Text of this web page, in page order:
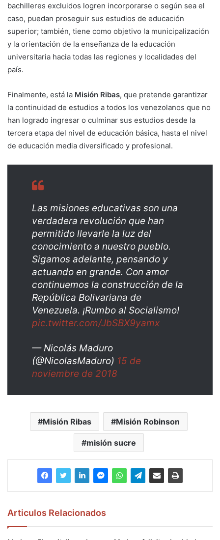
bachilleres excluidos logren incorporarse o según sea el
caso, puedan proseguir sus estudios de educación
superior; también, tiene como objetivo la municipalización
y la orientación de la enseñanza de la educación
universitaria hacia todas las regiones y localidades del
país.
Finalmente, está la Misión Ribas, que pretende garantizar
la continuidad de estudios a todos los venezolanos que no
han logrado ingresar o culminar sus estudios desde la
tercera etapa del nivel de educación básica, hasta el nivel
de educación media diversificado y profesional.
Las misiones educativas son una
verdadera revolución que han
permitido llevarle la luz del
conocimiento a nuestro pueblo.
Sigamos adelante, pensando y
actuando en grande. Con amor
continuemos la construcción de la
República Bolivariana de
Venezuela. ¡Rumbo al Socialismo!
pic.twitter.com/JbSBX9yamx
— Nicolás Maduro
(@NicolasMaduro) 15 de
noviembre de 2018
Misión Ribas Misión Robinson
misión sucre
Articulos Relacionados